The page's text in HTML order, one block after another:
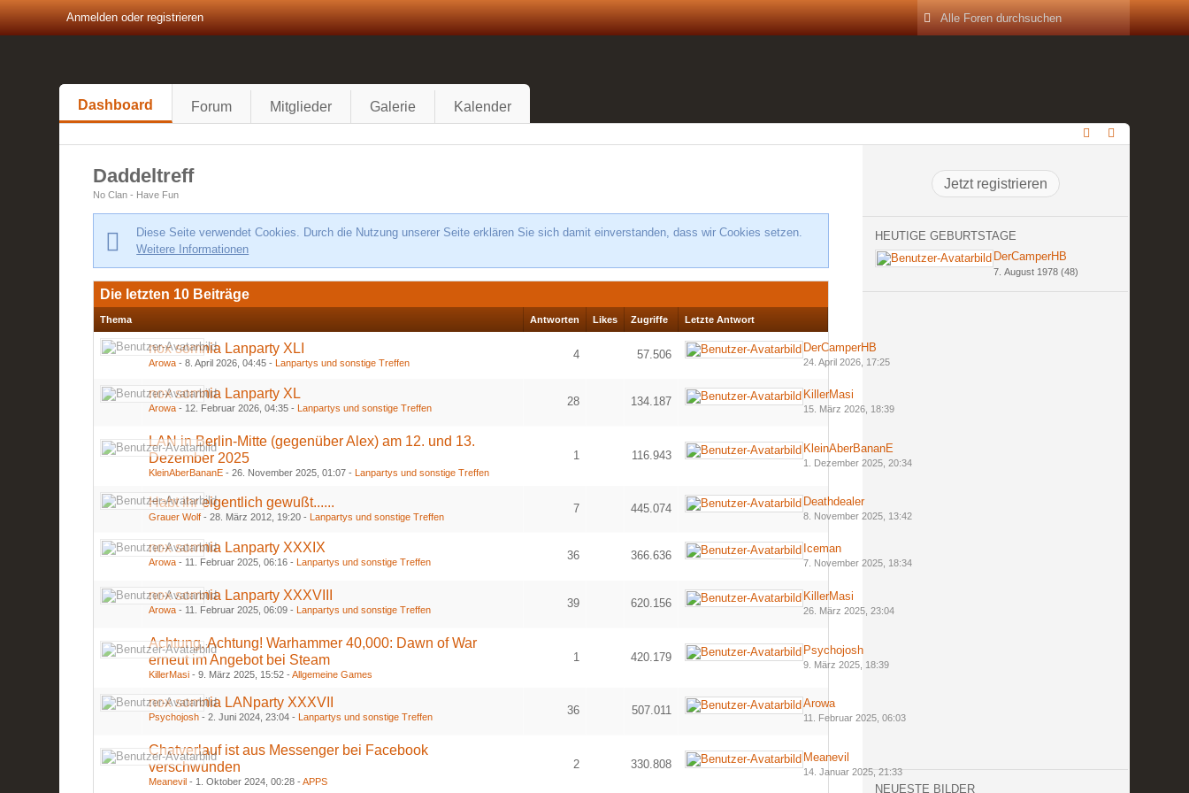
Anmelden oder registrieren
Dashboard Forum Mitglieder Galerie Kalender
Daddeltreff
No Clan - Have Fun
Diese Seite verwendet Cookies. Durch die Nutzung unserer Seite erklären Sie sich damit einverstanden, dass wir Cookies setzen.
Weitere Informationen
Die letzten 10 Beiträge
Thema Antworten Likes Zugriffe Letzte Antwort
nox somnia Lanparty XLI
Arowa -8. April 2026, 04:45 -Lanpartys und sonstige Treffen
4 57.506
DerCamperHB
24. April 2026, 17:25
nox somnia Lanparty XL
Arowa - 12. Februar 2026, 04:35 -Lanpartys und sonstige Treffen 28 134.187
KillerMasi
15. März 2026, 18:39
LAN in Berlin-Mitte (gegenüber Alex) am 12. und 13.
Dezember 2025
KleinAberBananE -26. November 2025, 01:07 -Lanpartys und sonstige Treffen
1 116.943
KleinAberBananE
1. Dezember 2025, 20:34
Habt ihr eigentlich gewußt......
Grauer Wolf -28. März 2012, 19:20 -Lanpartys und sonstige Treffen
7 445.074
Deathdealer
8. November 2025, 13:42
nox somnia Lanparty XXXIX
Arowa - 11. Februar 2025, 06:16 -Lanpartys und sonstige Treffen 36 366.636
Iceman
7. November 2025, 18:34
nox somnia Lanparty XXXVIII
Arowa - 11. Februar 2025, 06:09 -Lanpartys und sonstige Treffen 39 620.156
KillerMasi
26. März 2025, 23:04
Achtung, Achtung! Warhammer 40,000: Dawn of War
erneut im Angebot bei Steam
KillerMasi -9. März 2025, 15:52 -Allgemeine Games
1 420.179
Psychojosh
9. März 2025, 18:39
nox somnia LANparty XXXVII
Psychojosh -2. Juni 2024, 23:04 -Lanpartys und sonstige Treffen 36 507.011
Arowa
11. Februar 2025, 06:03
Chatverlauf ist aus Messenger bei Facebook
verschwunden
Meanevil - 1. Oktober 2024, 00:28 -APPS
2 330.808
Meanevil
14. Januar 2025, 21:33
Jetzt registrieren
HEUTIGE GEBURTSTAGE
DerCamperHB
7. August 1978 (48)
NEUESTE BILDER